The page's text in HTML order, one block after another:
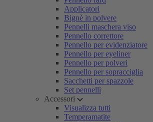
Applicatori
Bignè in polvere
Pennelli maschera viso
Pennello correttore
Pennello per evidenziatore
Pennello per eyeliner
Pennello per polveri
Pennello per sopracciglia
Sacchetti per spazzole
Set pennelli
Accessori
Visualizza tutti
Temperamatite